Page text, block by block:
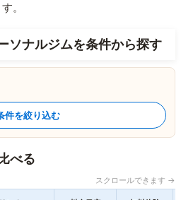
。
ソナルジムを条件から探す
件を絞り込む
べる
スクロールできます →